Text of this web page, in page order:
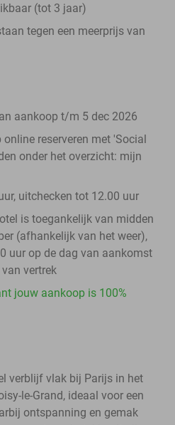
(tot 3 jaar)
tegen een meerprijs van
aankoop t/m 5 dec 2026
online reserveren met 'Social
onder het overzicht: mijn
uitchecken tot 12.00 uur
is toegankelijk van midden
(afhankelijk van het weer),
uur op de dag van aankomst
vertrek
jouw aankoop is 100%
verblijf vlak bij Parijs in het
le-Grand, ideaal voor een
ontspanning en gemak